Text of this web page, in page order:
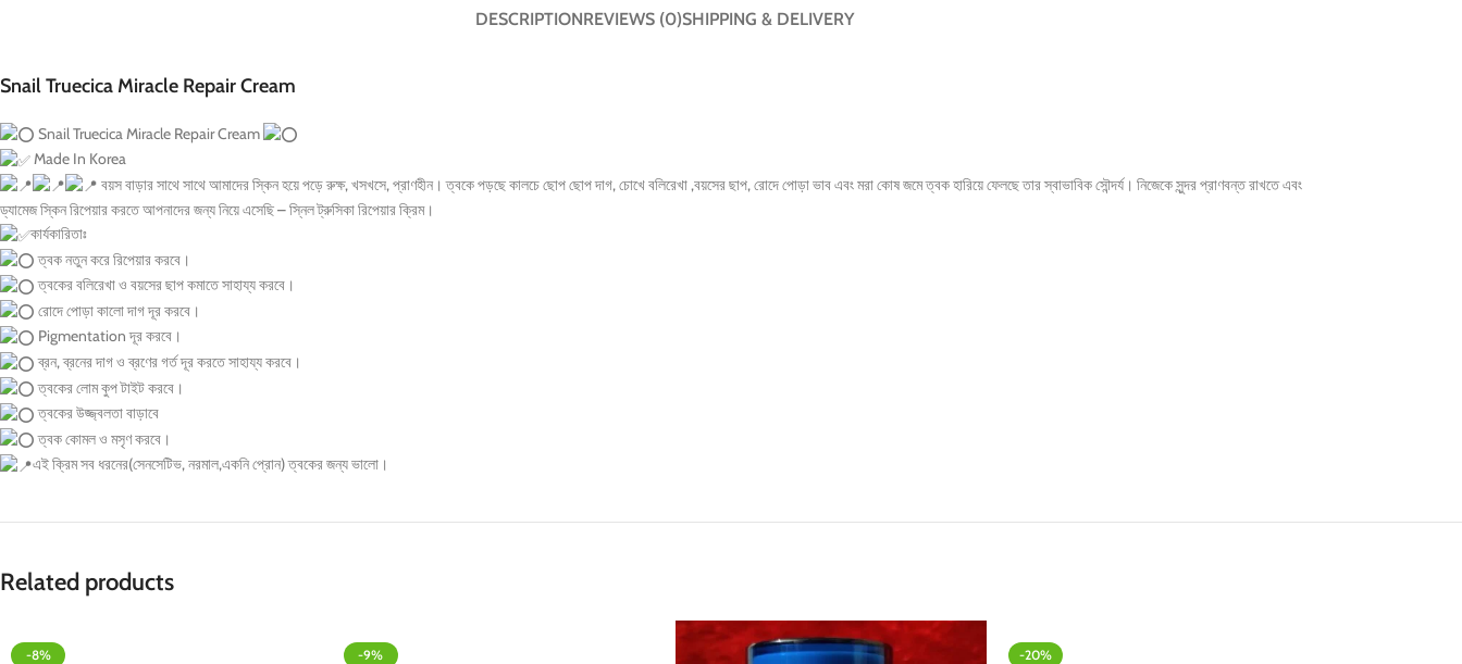
DESCRIPTIONREVIEWS (0)SHIPPING & DELIVERY
Snail Truecica Miracle Repair Cream
Snail Truecica Miracle Repair Cream
Made In Korea
বয়স বাড়ার সাথে সাথে আমাদের স্কিন হয়ে পড়ে রুক্ষ, খসখসে, প্রাণহীন। ত্বকে পড়ছে কালচে ছোপ ছোপ দাগ, চোখে বলিরেখা ,বয়সের ছাপ, রোদে পোড়া ভাব এবং মরা কোষ জমে ত্বক হারিয়ে ফেলছে তার স্বাভাবিক সৌন্দর্য। নিজেকে সুন্দর প্রাণবন্ত রাখতে এবং
ড্যামেজ স্কিন রিপেয়ার করতে আপনাদের জন্য নিয়ে এসেছি – স্নিল ট্রুসিকা রিপেয়ার ক্রিম।
কার্যকারিতাঃ
ত্বক নতুন করে রিপেয়ার করবে।
ত্বকের বলিরেখা ও বয়সের ছাপ কমাতে সাহায্য করবে।
রোদে পোড়া কালো দাগ দূর করবে।
Pigmentation দূর করবে।
ব্রন, ব্রনের দাগ ও ব্রণের গর্ত দূর করতে সাহায্য করবে।
ত্বকের লোম কুপ টাইট করবে।
ত্বকের উজ্জ্বলতা বাড়াবে
ত্বক কোমল ও মসৃণ করবে।
এই ক্রিম সব ধরনের(সেনসেটিভ, নরমাল,একনি প্রোন) ত্বকের জন্য ভালো।
Related products
-8% -9% -20%